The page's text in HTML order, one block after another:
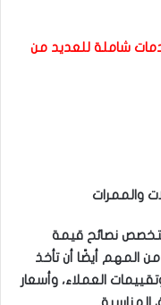
شاملة للعديد من
والممرات
نصائح قيمة
المهم أيضًا أن تأخذ
العملاء، وأسعار